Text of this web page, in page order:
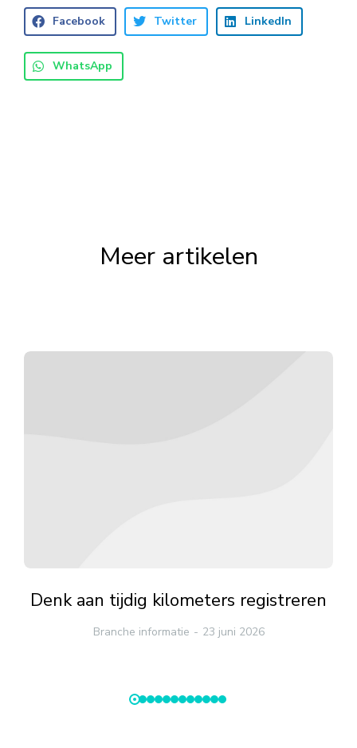
Facebook Twitter LinkedIn
WhatsApp
Meer artikelen
Denk aan tijdig kilometers registreren
Branche informatie 23 juni 2026